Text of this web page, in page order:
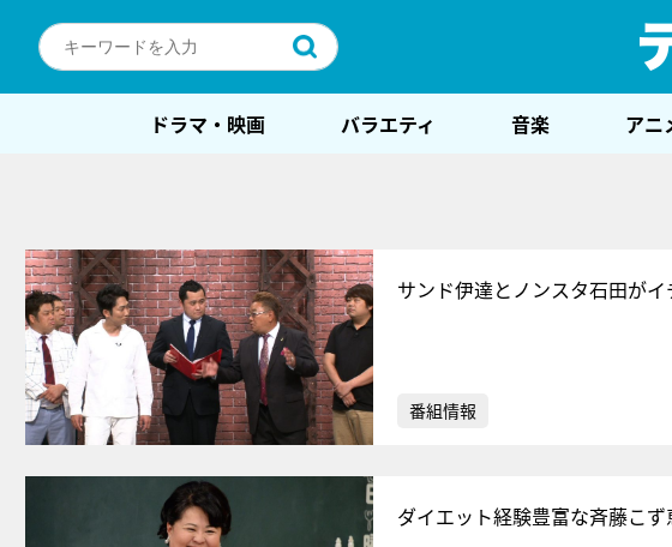
ドラマ・映画 バラエティ 音楽 アニ
サンド伊達とノンスタ石田が
番組情報
ダイエット経験豊富な斉藤こ